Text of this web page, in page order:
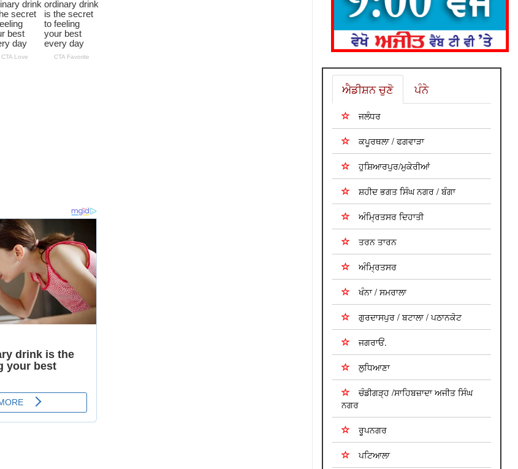
ਐਡੀਸ਼ਨ ਚੁਣੋ ਪੰਨੇ
ਜਲੰਧਰ
ਕਪੂਰਥਲਾ / ਫਗਵਾੜਾ
ਹੁਸ਼ਿਆਰਪੁਰ/ਮੁਕੇਰੀਆਂ
ਸ਼ਹੀਦ ਭਗਤ ਸਿੰਘ ਨਗਰ / ਬੰਗਾ
ਅੰਮ੍ਰਿਤਸਰ ਦਿਹਾਤੀ
ਤਰਨ ਤਾਰਨ
ਅੰਮ੍ਰਿਤਸਰ
ਖੰਨਾ / ਸਮਰਾਲਾ
ਗੁਰਦਾਸਪੁਰ / ਬਟਾਲਾ / ਪਠਾਨਕੋਟ
ਜਗਰਾਓਂ.
ਲੁਧਿਆਣਾ
ਚੰਡੀਗੜ੍ਹ /ਸਾਹਿਬਜ਼ਾਦਾ ਅਜੀਤ ਸਿੰਘ
ਨਗਰ
ਰੂਪਨਗਰ
ਪਟਿਆਲਾ